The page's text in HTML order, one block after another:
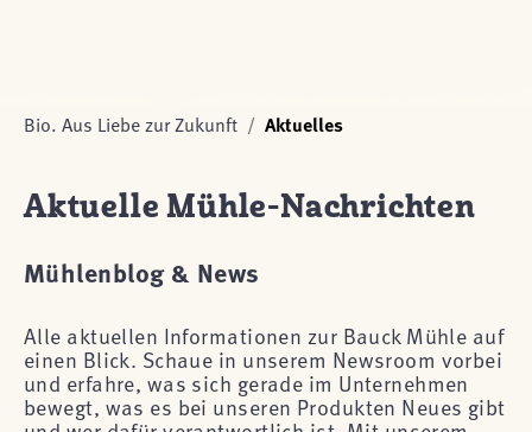
Bio. Aus Liebe zur Zukunft Aktuelles
Aktuelle Mühle-Nachrichten
Mühlenblog & News
Alle aktuellen Informationen zur Bauck Mühle auf
einen Blick. Schaue in unserem Newsroom vorbei
und erfahre, was sich gerade im Unternehmen
bewegt, was es bei unseren Produkten Neues gibt